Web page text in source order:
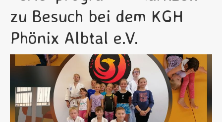
zu Besuch bei dem KGH
Phönix Albtal e.V.